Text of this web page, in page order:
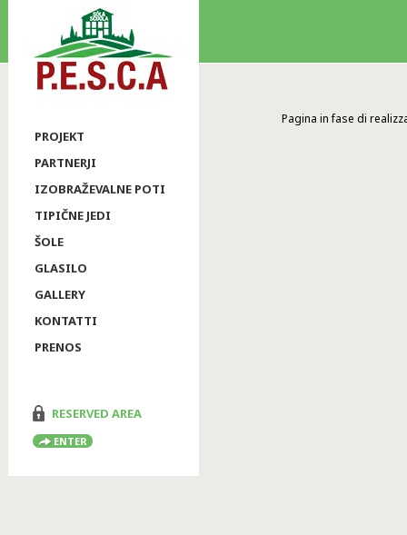
PROJEKT
PARTNERJI
IZOBRAŽEVALNE POTI
TIPIČNE JEDI
ŠOLE
GLASILO
GALLERY
KONTATTI
PRENOS
RESERVED AREA
ENTER
Pagina in fase di